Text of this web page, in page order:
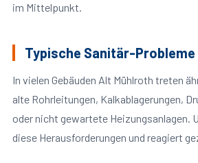
im Mittelpunkt.
Typische Sanitär-
In vielen Gebäuden Alt Mühlroth treten
alte Rohrleitungen, Kalkablagerungen,
oder nicht gewartete Heizungsanlagen.
diese Herausforderungen und reagiert